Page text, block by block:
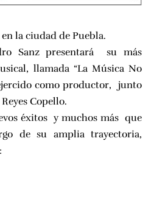
la ciudad de Puebla.
Sanz presentará su más
llamada “La Música No
como productor, junto
Copello.
éxitos y muchos más que
de su amplia trayectoria,